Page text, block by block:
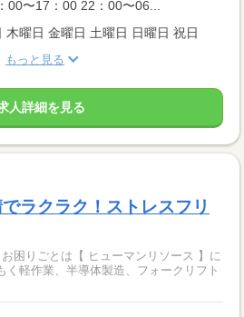
〜17：00 22：00〜06...
木曜日 金曜日 土曜日 日曜日 祝日
もっと見る
人詳細を見る
ラクラク！ストレスフリ
困りごとは【 ヒューマンリソース 】に